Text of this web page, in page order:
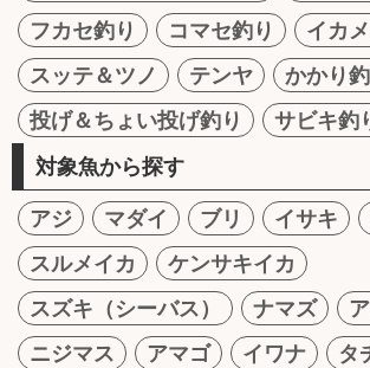
フカセ釣り
コマセ釣り
イカ
スッテ＆ツノ
テンヤ
かかり
投げ＆ちょい投げ釣り
サビキ釣
対象魚から探す
アジ マダイ ブリ イサキ
スルメイカ
ケンサキイカ
スズキ（シーバス）
ナマズ
ニジマス
アマゴ イワナ タ